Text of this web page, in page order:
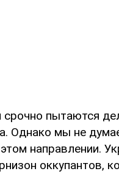
срочно пытаются
Однако мы не
направлении.
оккупантов,